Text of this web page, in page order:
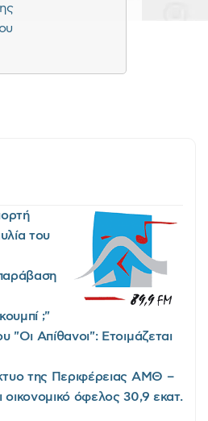
του
;"
"Οι Απίθανοι": Ετοιμάζεται
της Περιφέρειας ΑΜΘ –
όφελος 30,9 εκατ.